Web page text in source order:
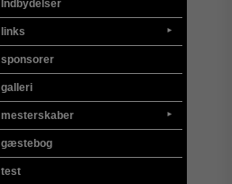
Indbydelser
►
links
sponsorer
galleri
►
mesterskaber
gæstebog
test